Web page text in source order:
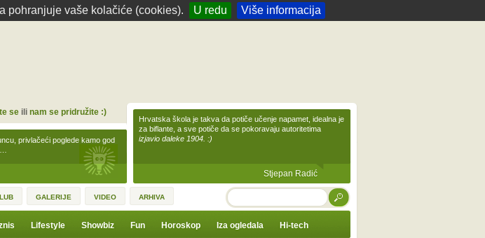
pohranjuje vaše kolačiće (cookies). U redu Više informacija
privlačeći poglede kamo god
seili nam se pridružite :)
Hrvatska škola je takva da potiče učenje napamet, idealna je
za biflante, a sve potiče da se pokoravaju autoritetima
izjavio daleke 1904. :)
Stjepan Radić
GALERIJE VIDEO ARHIVA TRAŽI
Lifestyle Showbiz Fun Horoskop Iza ogledala Hi-tech